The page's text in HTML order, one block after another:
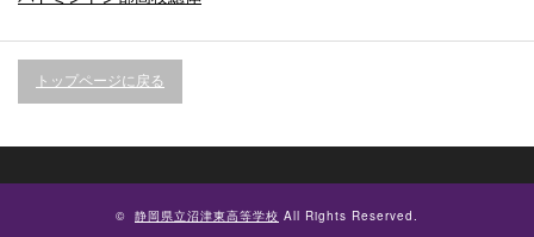
トップページに戻る
© 静岡県立沼津東高等学校 All Rights Reserved.